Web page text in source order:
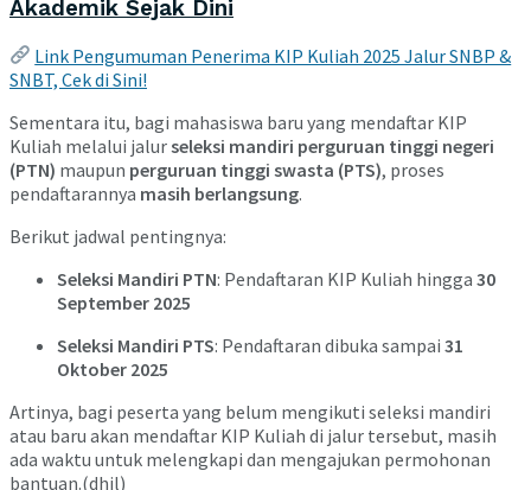
Akademik Sejak Dini
Link Pengumuman Penerima KIP Kuliah 2025 Jalur SNBP &
SNBT, Cek di Sini!
Sementara itu, bagi mahasiswa baru yang mendaftar KIP
Kuliah melalui jalurseleksi mandiri perguruan tinggi negeri
(PTN) maupun perguruan tinggi swasta (PTS), proses
pendaftarannya masih berlangsung.
Berikut jadwal pentingnya:
Seleksi Mandiri PTN: Pendaftaran KIP Kuliah hingga 30
September 2025
Seleksi Mandiri PTS: Pendaftaran dibuka sampai 31
Oktober 2025
Artinya, bagi peserta yang belum mengikuti seleksi mandiri
atau baru akan mendaftar KIP Kuliah di jalur tersebut, masih
ada waktu untuk melengkapi dan mengajukan permohonan
bantuan.(dhil)